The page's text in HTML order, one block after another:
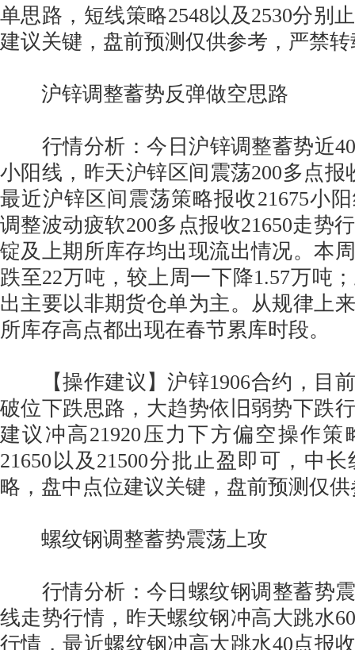
单思路，短线策略2548以及2530分别
建议关键，盘前预测仅供参考，严禁
沪锌调整蓄势反弹做空思路
行情分析：今日沪锌调整蓄势近
小阳线，昨天沪锌区间震荡200多点报
最近沪锌区间震荡策略报收21675小
调整波动疲软200多点报收21650走势
锭及上期所库存均出现流出情况。本
跌至22万吨，较上周一下降1.57万吨
出主要以非期货仓单为主。从规律上
所库存高点都出现在春节累库时段。
【操作建议】沪锌1906合约，目
破位下跌思路，大趋势依旧弱势下跌
建议冲高21920压力下方偏空操作
21650以及21500分批止盈即可，中
略，盘中点位建议关键，盘前预测仅
螺纹钢调整蓄势震荡上攻
行情分析：今日螺纹钢调整蓄势震
线走势行情，昨天螺纹钢冲高大跳水
行情，最近螺纹钢冲高大跳水40点报